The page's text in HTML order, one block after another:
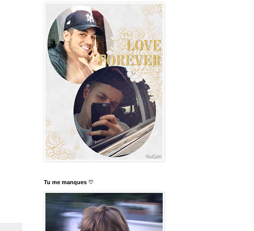
Tu me manques ♡